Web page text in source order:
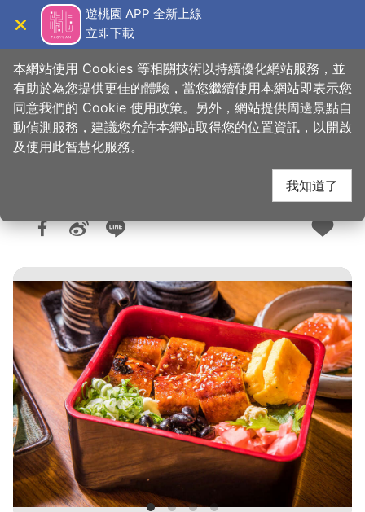
主
遊桃園 APP 全新上線
立即下載
首頁 > 想去的地方 > 美食、購物 > 美食快搜
藏王日式食堂
人氣：4516
本網站使用 Cookies 等相關技術以持續優化網站服務，並
有助於為您提供更佳的體驗，當您繼續使用本網站即表示您
同意我們的 Cookie 使用政策。另外，網站提供周邊景點自
動偵測服務，建議您允許本網站取得您的位置資訊，以開啟
及使用此智慧化服務。
我知道了